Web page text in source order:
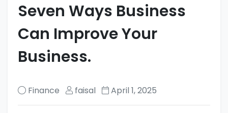
Seven Ways Business
Can Improve Your
Business.
Finance faisal April 1, 2025